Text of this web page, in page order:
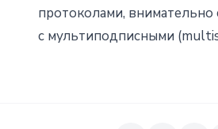
протоколами,
с мультиподписными